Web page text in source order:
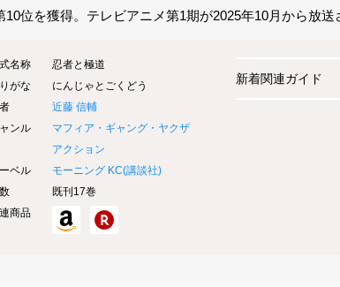
10位を獲得。テレビアニメ第1期が2025年10月から放送
名称
忍者と極道
がな
にんじゃとごくどう
近藤 信輔
ンル
マフィア・ギャング・ヤクザ
アクション
ベル
モーニング KC(講談社)
既刊17巻
商品
新着関連ガイド